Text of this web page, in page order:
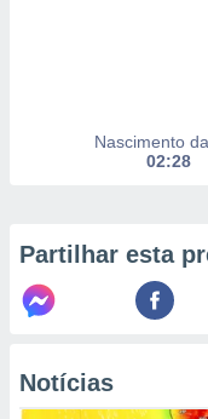
dos
os
de
fontes,
e melhorar
Nascimento
02:28
Partilhar esta
Notícias